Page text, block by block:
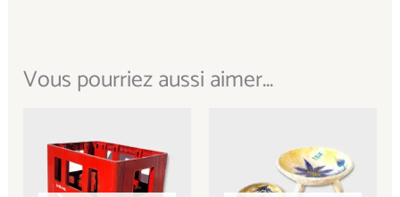
Vous pourriez aussi aimer...